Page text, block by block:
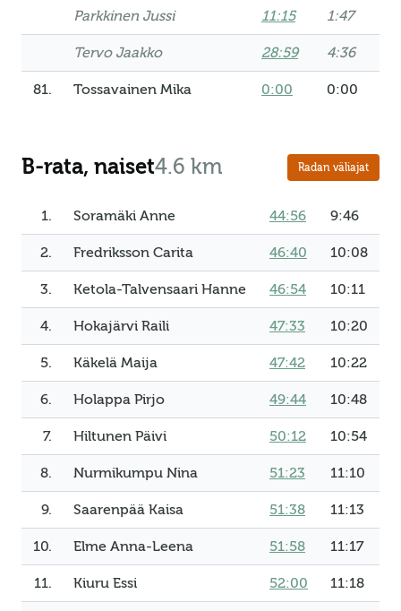
Parkkinen Jussi 11:15 1:47
Tervo Jaakko 28:59 4:36
81. Tossavainen Mika 0:00 0:00
B-rata, naiset4.6 km Radan väliajat
1. Soramäki Anne 44:56 9:46
2. Fredriksson Carita 46:40 10:08
3. Ketola-Talvensaari Hanne 46:54 10:11
4. Hokajärvi Raili 47:33 10:20
5. Käkelä Maija 47:42 10:22
6. Holappa Pirjo 49:44 10:48
7. Hiltunen Päivi 50:12 10:54
8. Nurmikumpu Nina 51:23 11:10
9. Saarenpää Kaisa 51:38 11:13
10. Elme Anna-Leena 51:58 11:17
11. Kiuru Essi 52:00 11:18